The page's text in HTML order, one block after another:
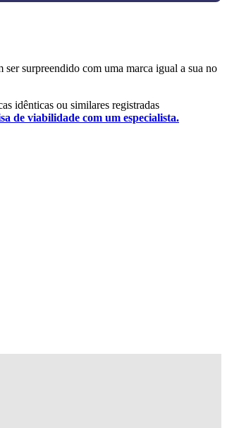
ser surpreendido com uma marca igual a sua no
idênticas ou similares registradas
de viabilidade com um especialista.